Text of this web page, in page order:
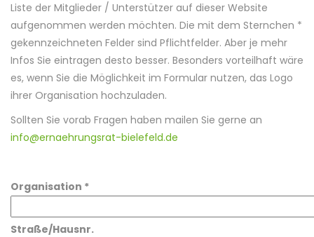
Liste der Mitglieder / Unterstützer auf dieser Website
aufgenommen werden möchten. Die mit dem Sternchen *
gekennzeichneten Felder sind Pflichtfelder. Aber je mehr
Infos Sie eintragen desto besser. Besonders vorteilhaft wäre
es, wenn Sie die Möglichkeit im Formular nutzen, das Logo
ihrer Organisation hochzuladen.
Sollten Sie vorab Fragen haben mailen Sie gerne an
info@ernaehrungsrat-bielefeld.de
Organisation *
Straße/Hausnr.